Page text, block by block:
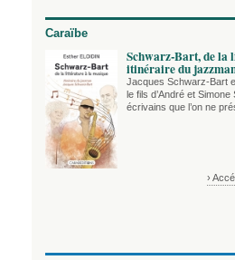
Caraïbe
Schwarz-Bart, de la
itinéraire du
Jacques Schwarz-Bart
le fils d’André et
écrivains que l’on ne
›